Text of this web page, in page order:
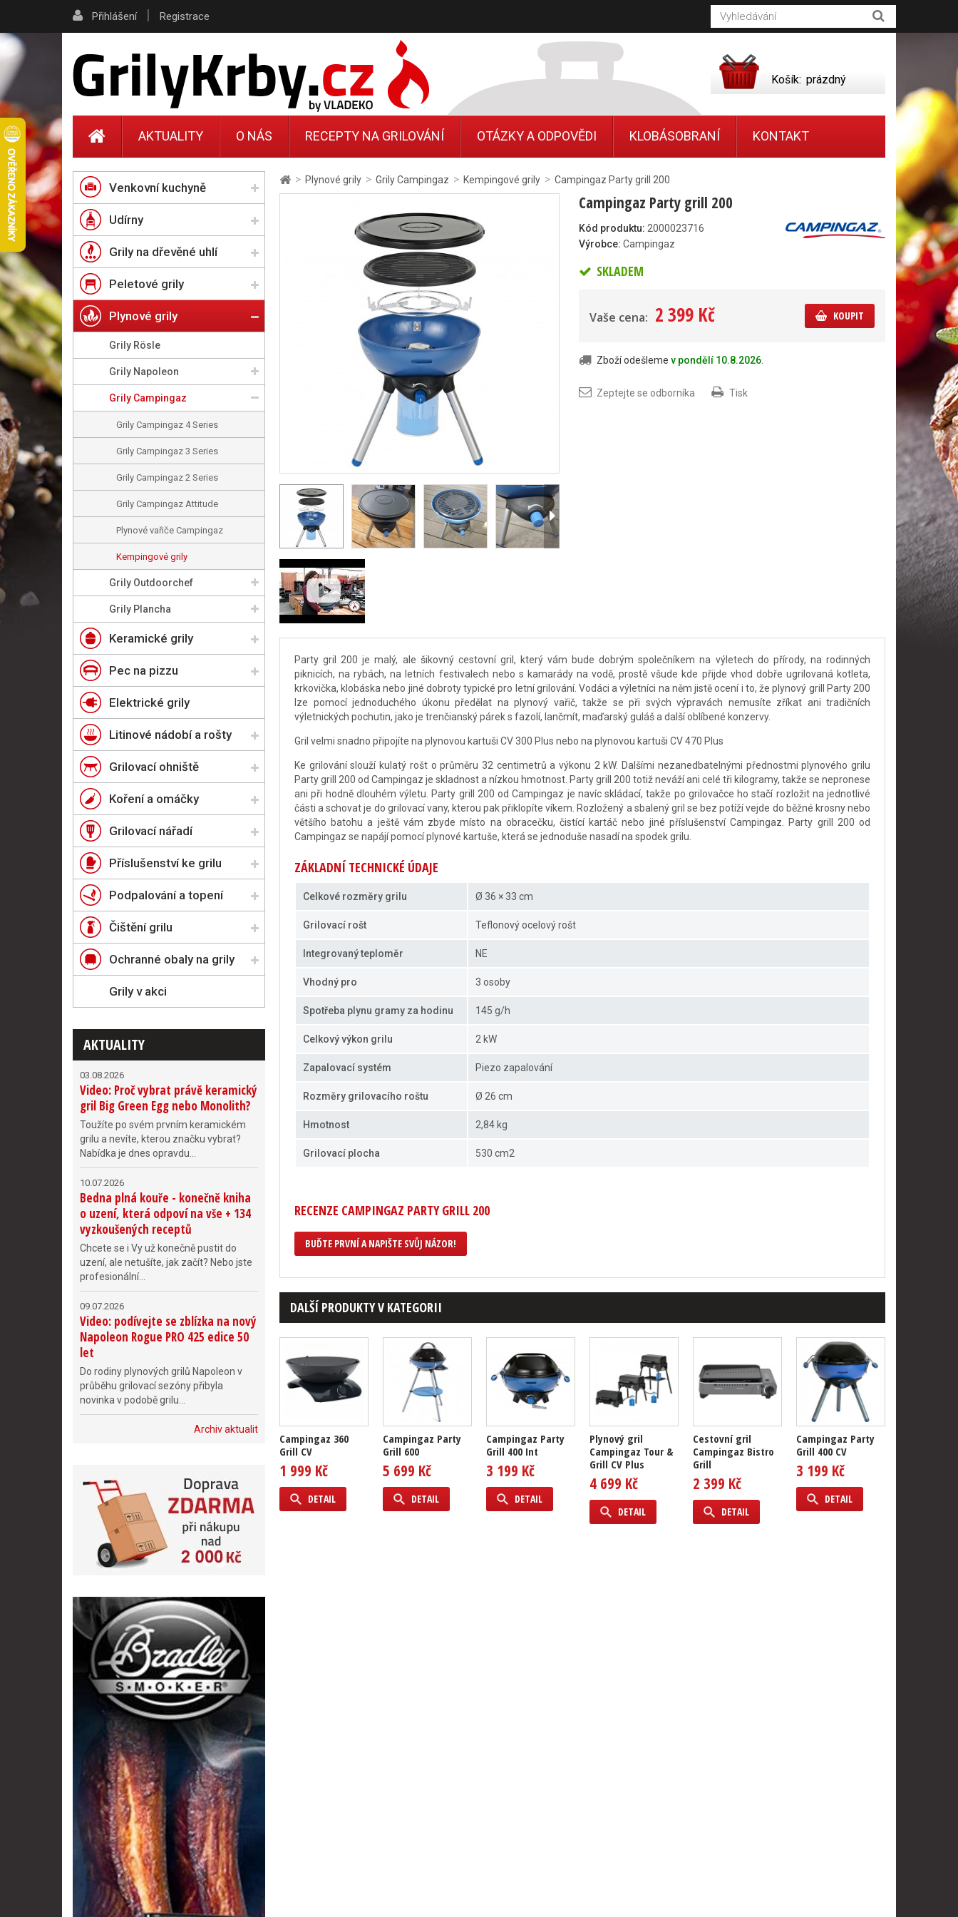
> Plynové grily > Grily Campingaz > Kempingové grily > Campingaz Party grill 200
Campingaz Party grill 200
Kód produktu: 2000023716
Výrobce: Campingaz
SKLADEM
Vaše cena: 2 399 Kč KOUPIT
Zboží odešleme v pondělí 10.8.2026
Zeptejte se odborníka Tisk
Party gril 200 je malý, ale šikovný cestovní gril, který vám bude dobrým společníkem na výletech do přírody, na rodinných
piknicích, na rybách, na letních festivalech nebo s kamarády na vodě, prostě všude kde přijde vhod dobře ugrilovaná kotleta,
krkovička, klobáska nebo jiné dobroty typické pro letní grilování. Vodáci a výletníci na něm jistě ocení i to, že plynový grill Party 200
lze pomocí jednoduchého úkonu předělat na plynový vařič, takže se při svých výpravách nemusíte zříkat ani tradičních
výletnických pochutin, jako je trenčianský párek s fazolí, lančmít, maďarský guláš a další oblíbené konzervy.
Gril velmi snadno připojíte na plynovou kartuši CV 300 Plus nebo na plynovou kartuši CV 470 Plus
Ke grilování slouží kulatý rošt o průměru 32 centimetrů a výkonu 2 kW. Dalšími nezanedbatelnými přednostmi plynového grilu
Party grill 200 od Campingaz je skladnost a nízkou hmotnost. Party grill 200 totiž neváží ani celé tři kilogramy, takže se nepronese
ani při hodně dlouhém výletu. Party grill 200 od Campingaz je navíc skládací, takže po grilovačce ho stačí rozložit na jednotlivé
části a schovat je do grilovací vany, kterou pak přiklopíte víkem. Rozložený a sbalený gril se bez potíží vejde do běžné krosny nebo
většího batohu a ještě vám zbyde místo na obracečku, čistící kartáč nebo jiné příslušenství Campingaz. Party grill 200 od
Campingaz se napájí pomocí plynové kartuše, která se jednoduše nasadí na spodek grilu.
ZÁKLADNÍ TECHNICKÉ ÚDAJE
Celkové rozměry grilu Ø 36 × 33 cm
Grilovací rošt Teflonový ocelový rošt
Integrovaný teploměr NE
Vhodný pro 3 osoby
Spotřeba plynu gramy za hodinu 145 g/h
Celkový výkon grilu 2 kW
Zapalovací systém Piezo zapalování
Rozměry grilovacího roštu Ø 26 cm
Hmotnost 2,84 kg
Grilovací plocha 530 cm2
RECENZE CAMPINGAZ PARTY GRILL 200
BUĎTE PRVNÍ A NAPIŠTE SVŮJ NÁZOR!
DALŠÍ PRODUKTY V KATEGORII
Campingaz 360
Grill CV
1 999 Kč
DETAIL
Campingaz Party
Grill 600
5 699 Kč
DETAIL
Campingaz Party
Grill 400 Int
3 199 Kč
DETAIL
Plynový gril
Campingaz Tour &
Grill CV Plus
4 699 Kč
DETAIL
Cestovní gril
Campingaz Bistro
Grill
2 399 Kč
DETAIL
Campingaz Party
Grill 400 CV
3 199 Kč
DETAIL
Venkovní kuchyně
Udírny
Grily na dřevěné uhlí
Peletové grily
Plynové grily
Grily Rösle
Grily Napoleon
Grily Campingaz
Grily Campingaz 4 Series
Grily Campingaz 3 Series
Grily Campingaz 2 Series
Grily Campingaz Attitude
Plynové vařiče Campingaz
Kempingové grily
Grily Outdoorchef
Grily Plancha
Keramické grily
Pec na pizzu
Elektrické grily
Litinové nádobí a rošty
Grilovací ohniště
Koření a omáčky
Grilovací nářadí
Příslušenství ke grilu
Podpalování a topení
Čištění grilu
Ochranné obaly na grily
Grily v akci
AKTUALITY
03.08.2026
Video: Proč vybrat právě keramický
gril Big Green Egg nebo Monolith?
Toužíte po svém prvním keramickém
grilu a nevíte, kterou značku vybrat?
Nabídka je dnes opravdu...
10.07.2026
Bedna plná kouře - konečně kniha
o uzení, která odpoví na vše + 134
vyzkoušených receptů
Chcete se i Vy už konečně pustit do
uzení, ale netušíte, jak začít? Nebo jste
profesionální...
09.07.2026
Video: podívejte se zblízka na nový
Napoleon Rogue PRO 425 edice 50
let
Do rodiny plynových grilů Napoleon v
průběhu grilovací sezóny přibyla
novinka v podobě grilu...
Archiv aktualit
Přihlášení | Registrace
Košík: prázdný
AKTUALITY O NÁS RECEPTY NA GRILOVÁNÍ OTÁZKY A ODPOVĚDI KLOBÁSOBRANÍ KONTAKT